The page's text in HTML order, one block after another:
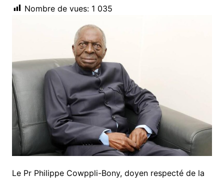
Nombre de vues: 1 035
Le Pr Philippe Cowppli-Bony, doyen respecté de la